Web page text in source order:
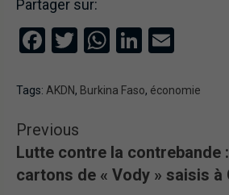
Partager sur:
Facebook
Twitter
WhatsApp
LinkedIn
Tags: AKDN, Burkina Faso, économie
Previous
Lutte contre la contrebande
cartons de « Vody » saisis à